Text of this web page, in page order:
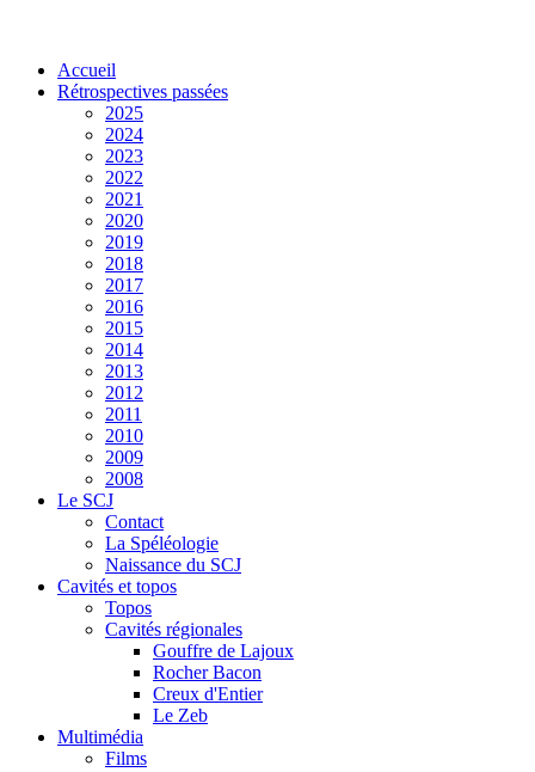
Accueil
Rétrospectives passées
2025
2024
2023
2022
2021
2020
2019
2018
2017
2016
2015
2014
2013
2012
2011
2010
2009
2008
Le SCJ
Contact
La Spéléologie
Naissance du SCJ
Cavités et topos
Topos
Cavités régionales
Gouffre de Lajoux
Rocher Bacon
Creux d'Entier
Le Zeb
Multimédia
Films